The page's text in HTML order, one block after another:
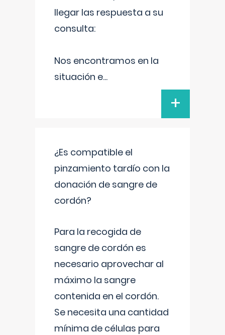
llegar las respuesta a su
consulta:
Nos encontramos en la
situación e...
+
¿Es compatible el
pinzamiento tardío con la
donación de sangre de
cordón?
Para la recogida de
sangre de cordón es
necesario aprovechar al
máximo la sangre
contenida en el cordón.
Se necesita una cantidad
mínima de células para